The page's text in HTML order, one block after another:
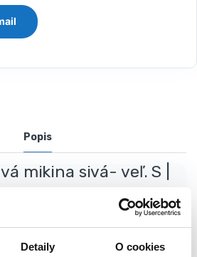
Detaily O cookies
Popis
mikina sivá- veľ. S |
používania pri práci pri nižších